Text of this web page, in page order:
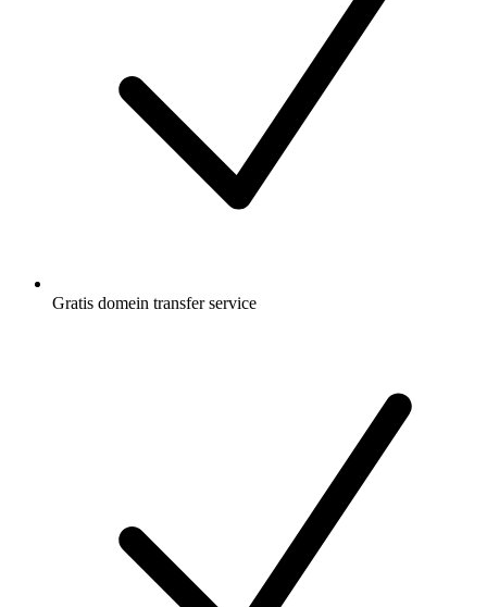
Gratis domein transfer service